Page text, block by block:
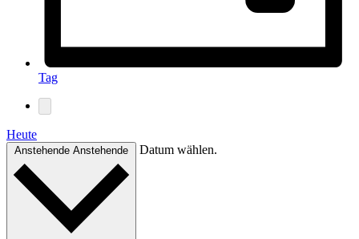
Tag
Heute
Anstehende Anstehende Datum wählen.